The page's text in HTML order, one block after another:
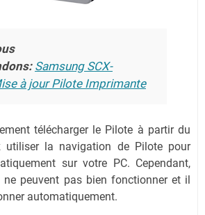
Samsung SCX-
à jour Pilote Imprimante
télécharger le Pilote à partir du
utiliser la navigation de Pilote pour
sur votre PC. Cependant,
ne peuvent pas bien fonctionner et il
automatiquement.